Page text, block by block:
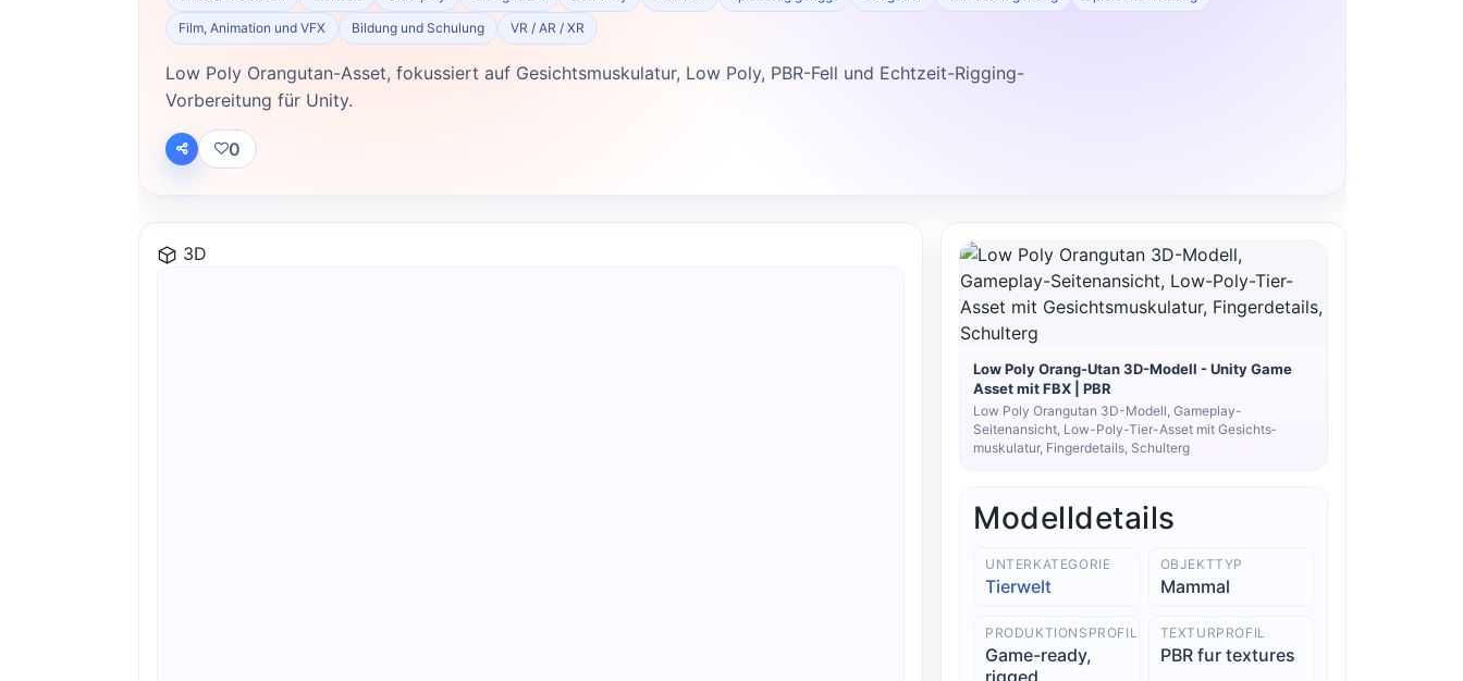
Film, Animation und VFX
Bildung und Schulung VR / AR / XR
Low Poly Orangutan-Asset, fokussiert auf Gesichts­muskulatur, Low Poly, PBR-Fell und Echtzeit-Rigging-
Vorbereitung für Unity.
0
3D
Low Poly Orang-Utan 3D-Modell - Unity Game
Asset mit FBX | PBR
Low Poly Orangutan 3D-Modell, Gameplay-
Seitenansicht, Low-Poly-Tier-Asset mit Gesichts­
muskulatur, Finger­details, Schulter­g
Modelldetails
UNTERKATEGORIE
Tierwelt
OBJEKTTYP
Mammal
PRODUKTIONSPROFIL
Game-ready,
rigged
TEXTURPROFIL
PBR fur textures